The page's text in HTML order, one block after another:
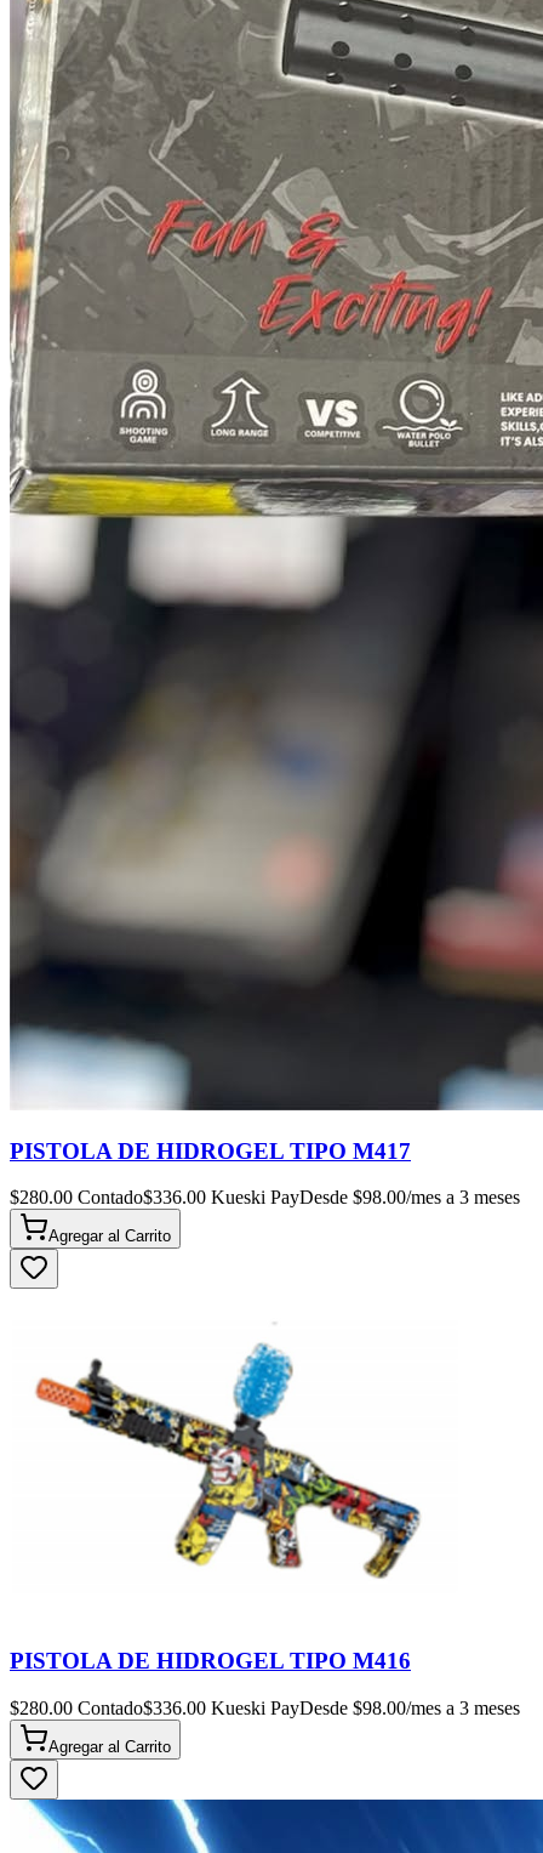
PISTOLA DE HIDROGEL TIPO M417
$280.00 Contado$336.00 Kueski PayDesde $98.00/mes a 3 meses
Agregar al Carrito
PISTOLA DE HIDROGEL TIPO M416
$280.00 Contado$336.00 Kueski PayDesde $98.00/mes a 3 meses
Agregar al Carrito